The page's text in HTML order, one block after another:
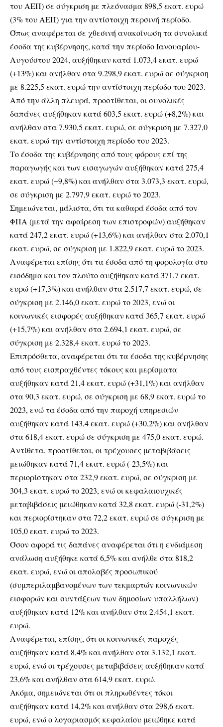
του ΑΕΠ) σε σύγκριση με πλεόνασμα 898,5 εκατ. ευρώ
(3% του ΑΕΠ) για την αντίστοιχη περσινή περίοδο.
Όπως αναφέρεται σε χθεσινή ανακοίνωση τα συνολικά
έσοδα της κυβέρνησης, κατά την περίοδο Ιανουαρίου-
Αυγούστου 2024, αυξήθηκαν κατά 1.073,4 εκατ. ευρώ
(+13%) και ανήλθαν στα 9.298,9 εκατ. ευρώ σε σύγκριση
με 8.225,5 εκατ. ευρώ την αντίστοιχη περίοδο του 2023.
Από την άλλη πλευρά, προστίθεται, οι συνολικές
δαπάνες αυξήθηκαν κατά 603,5 εκατ. ευρώ (+8,2%) και
ανήλθαν στα 7.930,5 εκατ. ευρώ, σε σύγκριση με 7.327,0
εκατ. ευρώ την αντίστοιχη περίοδο του 2023.
Το έσοδα της κυβέρνησης από τους φόρους επί της
παραγωγής και των εισαγωγών αυξήθηκαν κατά 275,4
εκατ. ευρώ (+9,8%) και ανήλθαν στα 3.073,3 εκατ. ευρώ,
σε σύγκριση με 2.797,9 εκατ. ευρώ το 2023.
Σημειώνεται, μάλιστα, ότι τα καθαρά έσοδα από τον
ΦΠΑ (μετά την αφαίρεση των επιστροφών) αυξήθηκαν
κατά 247,2 εκατ. ευρώ (+13,6%) και ανήλθαν στα 2.070,1
εκατ. ευρώ, σε σύγκριση με 1.822,9 εκατ. ευρώ το 2023.
Αναφέρεται επίσης ότι τα έσοδα από τη φορολογία στο
εισόδημα και τον πλούτο αυξήθηκαν κατά 371,7 εκατ.
ευρώ (+17,3%) και ανήλθαν στα 2.517,7 εκατ. ευρώ, σε
σύγκριση με 2.146,0 εκατ. ευρώ το 2023, ενώ οι
κοινωνικές εισφορές αυξήθηκαν κατά 365,7 εκατ. ευρώ
(+15,7%) και ανήλθαν στα 2.694,1 εκατ. ευρώ, σε
σύγκριση με 2.328,4 εκατ. ευρώ το 2023.
Επιπρόσθετα, αναφέρεται ότι τα έσοδα της κυβέρνησης
από τους εισπραχθέντες τόκους και μερίσματα
αυξήθηκαν κατά 21,4 εκατ. ευρώ (+31,1%) και ανήλθαν
στα 90,3 εκατ. ευρώ, σε σύγκριση με 68,9 εκατ. ευρώ το
2023, ενώ τα έσοδα από την παροχή υπηρεσιών
αυξήθηκαν κατά 143,4 εκατ. ευρώ (+30,2%) και ανήλθαν
στα 618,4 εκατ. ευρώ σε σύγκριση με 475,0 εκατ. ευρώ.
Αντίθετα, προστίθεται, οι τρέχουσες μεταβιβάσεις
μειώθηκαν κατά 71,4 εκατ. ευρώ (-23,5%) και
περιορίστηκαν στα 232,9 εκατ. ευρώ, σε σύγκριση με
304,3 εκατ. ευρώ το 2023, ενώ οι κεφαλαιουχικές
μεταβιβάσεις μειώθηκαν κατά 32,8 εκατ. ευρώ (-31,2%)
και περιορίστηκαν στα 72,2 εκατ. ευρώ σε σύγκριση με
105,0 εκατ. ευρώ το 2023.
Όσον αφορά τις δαπάνες αναφέρεται ότι η ενδιάμεση
ανάλωση αυξήθηκε κατά 6,5% και ανήλθε στα 818,2
εκατ. ευρώ, ενώ οι απολαβές προσωπικού
(συμπεριλαμβανομένων των τεκμαρτών κοινωνικών
εισφορών και συντάξεων των δημοσίων υπαλλήλων)
αυξήθηκαν κατά 12% και ανήλθαν στα 2.454,1 εκατ.
ευρώ.
Αναφέρεται, επίσης, ότι οι κοινωνικές παροχές
αυξήθηκαν κατά 8,4% και ανήλθαν στα 3.132,1 εκατ.
ευρώ, ενώ οι τρέχουσες μεταβιβάσεις αυξήθηκαν κατά
23,6% και ανήλθαν στα 614,9 εκατ. ευρώ.
Ακόμα, σημειώνεται ότι οι πληρωθέντες τόκοι
αυξήθηκαν κατά 14,2% και ανήλθαν στα 298,6 εκατ.
ευρώ, ενώ ο λογαριασμός κεφαλαίου μειώθηκε κατά